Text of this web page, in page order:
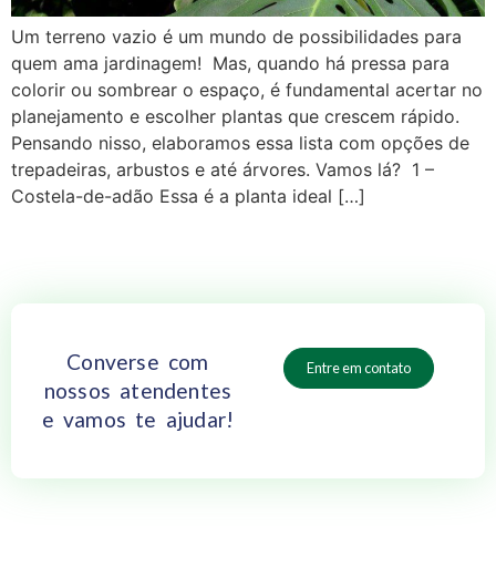
Um terreno vazio é um mundo de possibilidades para
quem ama jardinagem! Mas, quando há pressa para
colorir ou sombrear o espaço, é fundamental acertar no
planejamento e escolher plantas que crescem rápido.
Pensando nisso, elaboramos essa lista com opções de
trepadeiras, arbustos e até árvores. Vamos lá? 1 –
Costela-de-adão Essa é a planta ideal […]
Converse com
nossos atendentes
e vamos te ajudar!
Entre em contato